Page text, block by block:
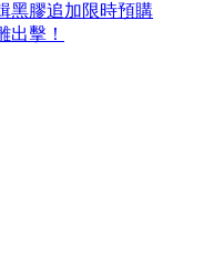
黑膠追加限時預購
出擊！